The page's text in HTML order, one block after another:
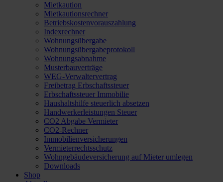
Mietkaution
Mietkautionsrechner
Betriebskostenvorauszahlung
Indexrechner
Wohnungsübergabe
Wohnungsübergabeprotokoll
Wohnungsabnahme
Musterbauverträge
WEG-Verwaltervertrag
Freibetrag Erbschaftssteuer
Erbschaftssteuer Immobilie
Haushaltshilfe steuerlich absetzen
Handwerkerleistungen Steuer
CO2 Abgabe Vermieter
CO2-Rechner
Immobilienversicherungen
Vermieterrechtsschutz
Wohngebäudeversicherung auf Mieter umlegen
Downloads
Shop